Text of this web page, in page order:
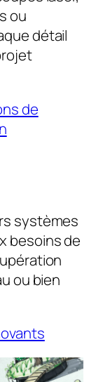
ou
détail
de
systèmes
besoins de
ou bien